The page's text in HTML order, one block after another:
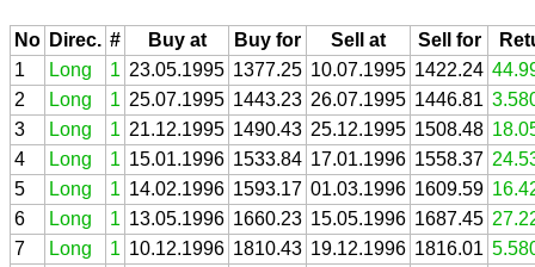
No Direc. # Buy at Buy for Sell at Sell for
1
Long 1 23.05.1995 1377.25 10.07.1995 1422.24
2
Long 1 25.07.1995 1443.23 26.07.1995 1446.81
3
Long 1 21.12.1995 1490.43 25.12.1995 1508.48
4
Long 1 15.01.1996 1533.84 17.01.1996 1558.37
5
Long 1 14.02.1996 1593.17 01.03.1996 1609.59
6
Long 1 13.05.1996 1660.23 15.05.1996 1687.45
7
Long 1 10.12.1996 1810.43 19.12.1996 1816.01